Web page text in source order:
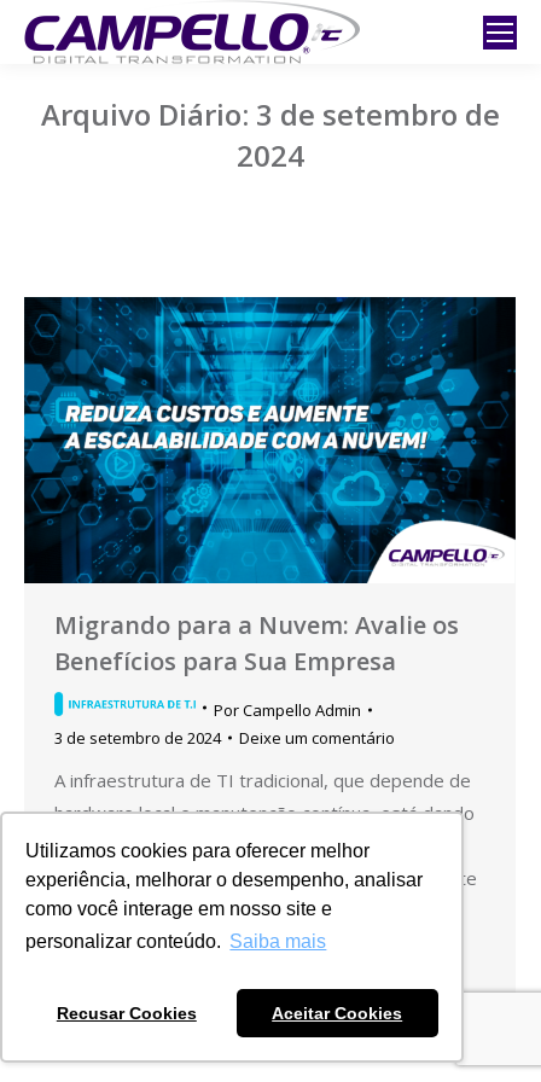
Utilizamos cookies para oferecer melhor
experiência, melhorar o desempenho, analisar
como você interage em nosso site e
personalizar conteúdo. Saiba mais
Recusar Cookies Aceitar Cookies
Arquivo Diário: 3 de setembro de
2024
Migrando para a Nuvem: Avalie os
Benefícios para Sua Empresa
PorCampello Admin
3 de setembro de 2024
Deixe um comentário
A infraestrutura de TI tradicional, que depende de
hardware local e manutenção contínua, está dando
lugar a soluções mais modernas e flexíveis. A
transição para a nuvem é uma tendência crescente
na transformação digital e oferece uma série de
benefícios. No entanto, é importante considerar
ser…